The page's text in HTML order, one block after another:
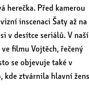
herečka. Před kamerou
inscenaci Šaty až na
v desítce seriálů. V naší
filmu Vojtěch, řečený
se objevuje také v
kde ztvárnila hlavní